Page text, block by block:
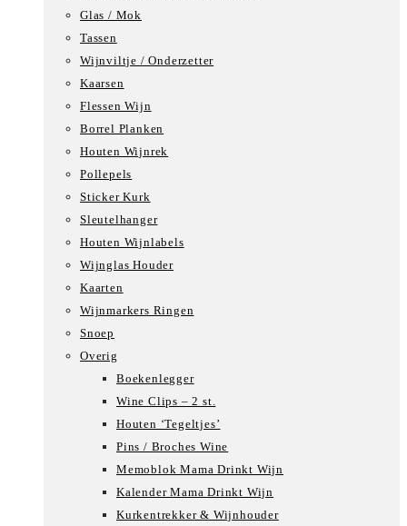
Glas / Mok
Tassen
Wijnviltje / Onderzetter
Kaarsen
Flessen Wijn
Borrel Planken
Houten Wijnrek
Pollepels
Sticker Kurk
Sleutelhanger
Houten Wijnlabels
Wijnglas Houder
Kaarten
Wijnmarkers Ringen
Snoep
Overig
Boekenlegger
Wine Clips – 2 st.
Houten ‘Tegeltjes’
Pins / Broches Wine
Memoblok Mama Drinkt Wijn
Kalender Mama Drinkt Wijn
Kurkentrekker & Wijnhouder